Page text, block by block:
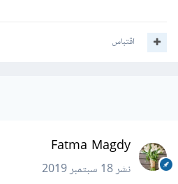
اقتباس
Fatma Magdy
نشر18 سبتمبر 2019